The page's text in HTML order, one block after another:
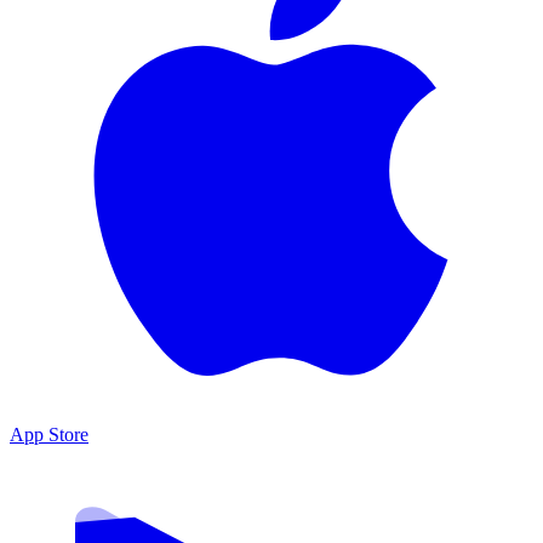
App Store